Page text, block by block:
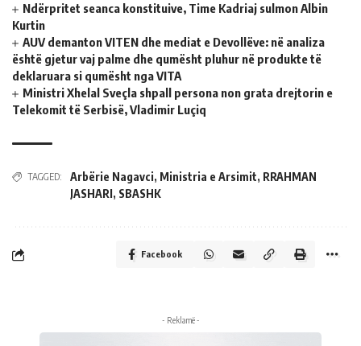
Ndërpritet seanca konstituive, Time Kadriaj sulmon Albin
Kurtin
AUV demanton VITEN dhe mediat e Devollëve: në analiza
është gjetur vaj palme dhe qumësht pluhur në produkte të
deklaruara si qumësht nga VITA
Ministri Xhelal Sveçla shpall persona non grata drejtorin e
Telekomit të Serbisë, Vladimir Luçiq
TAGGED: Arbërie Nagavci, Ministria e Arsimit, RRAHMAN
JASHARI, SBASHK
Facebook
- Reklamë -